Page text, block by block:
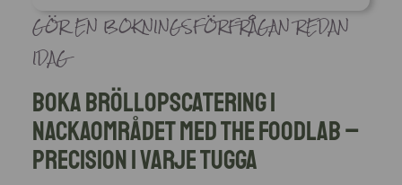
GÖR EN BOKNINGSFÖRFRÅGAN REDAN
IDAG
Boka bröllopscatering i
Nackaområdet med The Foodlab –
Precision i varje tugga